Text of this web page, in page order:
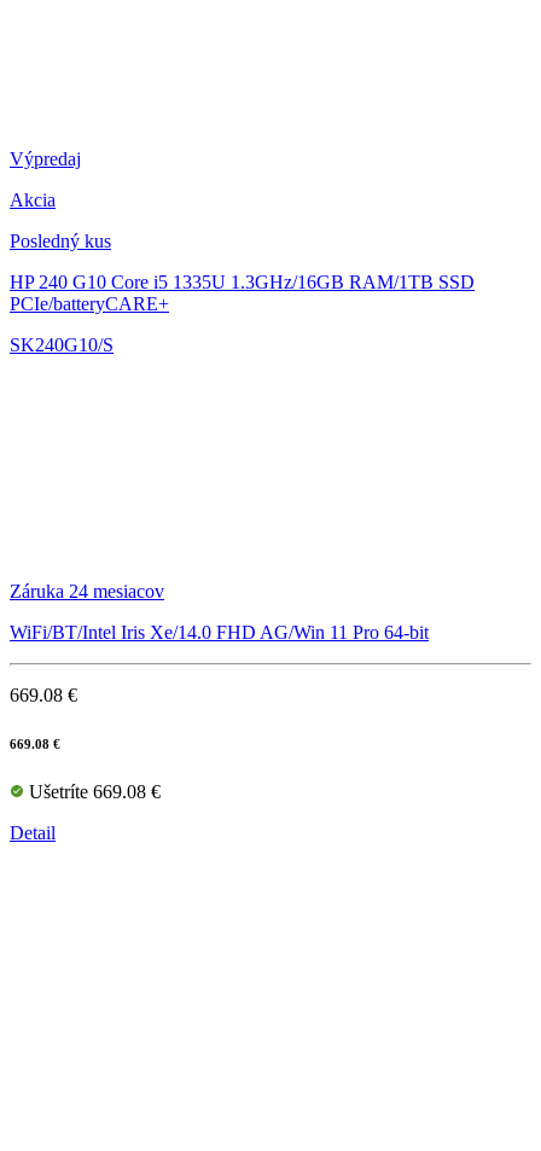
Výpredaj
Akcia
Posledný kus
HP 240 G10 Core i5 1335U 1.3GHz/16GB RAM/1TB SSD
PCIe/batteryCARE+
SK240G10/S
Záruka 24 mesiacov
WiFi/BT/Intel Iris Xe/14.0 FHD AG/Win 11 Pro 64-bit
669.08 €
669.08 €
Ušetríte 669.08 €
Detail